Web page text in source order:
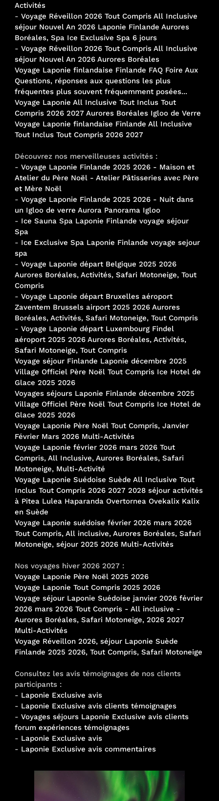
Activités
- Voyage Réveillon 2026 Tout Compris All Inclusive
séjour Nouvel An 2026 Laponie Finlande Aurores
Boréales, Spa Ice Exclusive Spa 6 jours
- Voyage Réveillon 2026 Tout Compris All Inclusive
séjour Nouvel An 2026 Aurores Boréales
Voyage Laponie finlandaise Finlande FAQ Foire Aux
Questions, réponses aux questions les plus
fréquentes plus souvent fréquemment posées...
Voyage Laponie All Inclusive Tout Inclus Tout
Compris 2026 2027 Aurores Boréales Igloo de Verre
Voyage Laponie finlandaise Finlande All Inclusive
Tout Inclus Tout Compris 2026 2027
Découvrez nos merveilleuses activités :
- Voyage Laponie Finlande 2025 2026 - Maison et
Atelier du Père Noël - Atelier Pâtisseries avec Père
et Mère Noël
- Voyage Laponie Finlande 2025 2026 - Nuit dans
un Igloo de verre Aurora Panorama Igloo
- Ice Sauna Spa Laponie Finlande voyage séjour
Spa
- Ice Exclusive Spa Laponie Finlande voyage sejour
spa
- Voyage Laponie départ Belgique 2025 2026
Aurores Boréales, Activités, Safari Motoneige, Tout
Compris
- Voyage Laponie départ Bruxelles aéroport
Zaventem Brussels airport 2025 2026 Aurores
Boréales, Activités, Safari Motoneige, Tout Compris
- Voyage Laponie départ Luxembourg Findel
aéroport 2025 2026 Aurores Boréales, Activités,
Safari Motoneige, Tout Compris
Voyage séjour Finlande Laponie décembre 2025
Village Officiel Père Noël Tout Compris Ice Hotel de
Glace 2025 2026
Voyages séjours Laponie Finlande décembre 2025
Village Officiel Père Noël Tout Compris Ice Hotel de
Glace 2025 2026
Voyage Laponie Père Noël Tout Compris, Janvier
Février Mars 2026 Multi-Activités
Voyage Laponie février 2026 mars 2026 Tout
Compris, All Inclusive, Aurores Boréales, Safari
Motoneige, Multi-Activité
Voyage Laponie Suédoise Suède All Inclusive Tout
Inclus Tout Compris 2026 2027 2028 séjour activités
à Pitea Lulea Haparanda Overtornea Ovekalix Kalix
en Suède
Voyage Laponie suédoise février 2026 mars 2026
Tout Compris, All inclusive, Aurores Boréales, Safari
Motoneige, séjour 2025 2026 Multi-Activités
Nos voyages hiver 2026 2027 :
Voyage Laponie Père Noël 2025 2026
Voyage Laponie Tout Compris 2025 2026
Voyage séjour Laponie Suédoise janvier 2026 février
2026 mars 2026 Tout Compris - All inclusive -
Aurores Boréales, Safari Motoneige, 2026 2027
Multi-Activités
Voyage Réveillon 2026, séjour Laponie Suède
Finlande 2025 2026, Tout Compris, Safari Motoneige
Consultez les avis témoignages de nos clients
participants :
- Laponie Exclusive avis
- Laponie Exclusive avis clients témoignages
- Voyages séjours Laponie Exclusive avis clients
forum expériences témoignages
- Laponie Exclusive avis
- Laponie Exclusive avis commentaires